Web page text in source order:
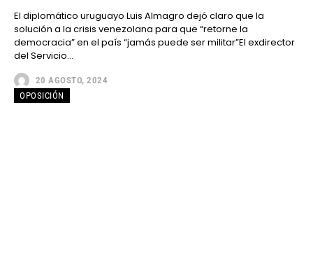
El diplomático uruguayo Luis Almagro dejó claro que la
solución a la crisis venezolana para que “retorne la
democracia” en el país “jamás puede ser militar”El exdirector
del Servicio...
20 AGOSTO, 2024
OPOSICIÓN